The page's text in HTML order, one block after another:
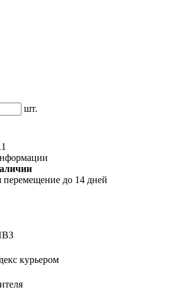
шт.
перемещение до 14 дней
курьером